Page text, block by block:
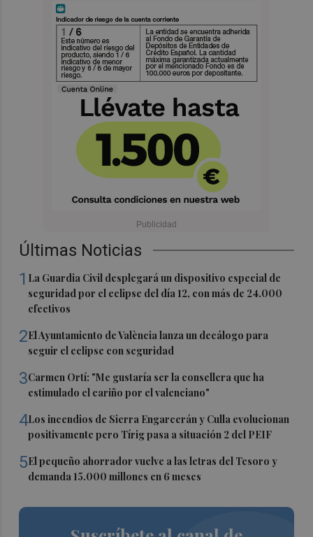
Últimas Noticias
1 La Guardia Civil desplegará un dispositivo especial de
seguridad por el eclipse del día 12, con más de 24.000
efectivos
2El Ayuntamiento de València lanza un decálogo para
seguir el eclipse con seguridad
3Carmen Ortí: "Me gustaría ser la consellera que ha
estimulado el cariño por el valenciano"
4Los incendios de Sierra Engarcerán y Culla evolucionan
positivamente pero Tírig pasa a situación 2 del PEIF
5El pequeño ahorrador vuelve a las letras del Tesoro y
demanda 15.000 millones en 6 meses